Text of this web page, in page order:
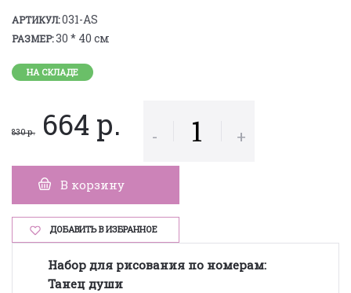
АРТИКУЛ:031-AS
РАЗМЕР:30 * 40 см
НА СКЛАДЕ
830 р. 664 р. - +
В корзину
ДОБАВИТЬ В ИЗБРАННОЕ
Набор для рисования по номерам:
Танец души